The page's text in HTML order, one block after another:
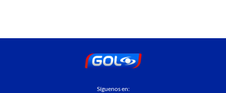
Síguenos en: